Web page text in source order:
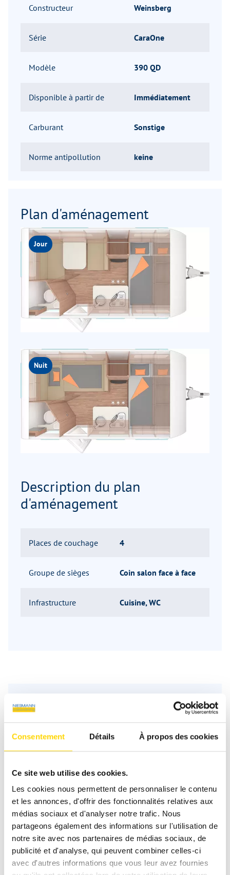
Consentement Détails À propos des cookies
Ce site web utilise des cookies.
Les cookies nous permettent de personnaliser le contenu
et les annonces, d'offrir des fonctionnalités relatives aux
médias sociaux et d'analyser notre trafic. Nous
partageons également des informations sur l'utilisation de
notre site avec nos partenaires de médias sociaux, de
publicité et d'analyse, qui peuvent combiner celles-ci
avec d'autres informations que vous leur avez fournies
Constructeur Weinsberg
Série CaraOne
Modèle 390 QD
Disponible à partir de Immédiatement
Carburant Sonstige
Norme antipollution keine
Plan d'aménagement
Jour
Nuit
Description du plan
d'aménagement
Places de couchage 4
Groupe de sièges Coin salon face à face
Infrastructure Cuisine, WC
Demande de véhicule
Prénom*
*
Email